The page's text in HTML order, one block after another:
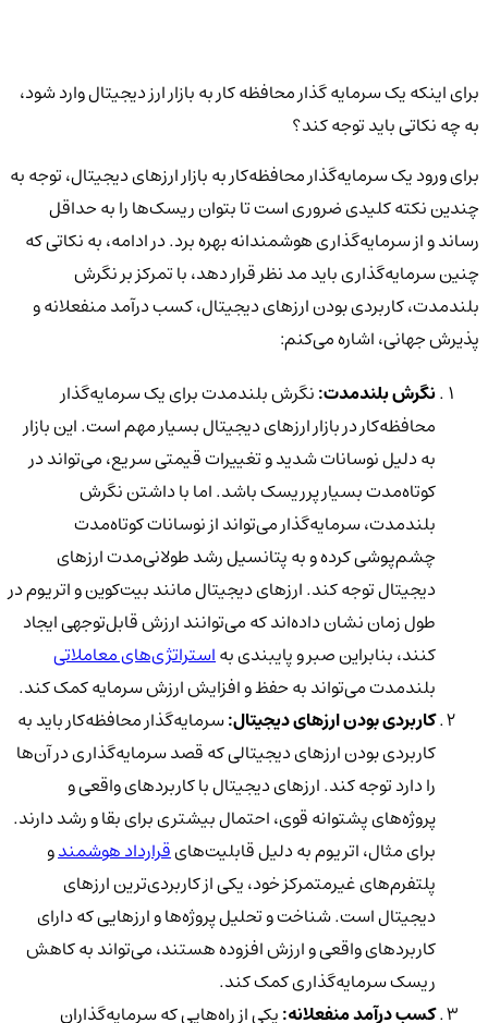
برای اینکه یک سرمایه گذار محافظه کار به بازار ارز دیجیتال وارد شود،
به چه نکاتی باید توجه کند؟
برای ورود یک سرمایه‌گذار محافظه‌کار به بازار ارزهای دیجیتال، توجه به
چندین نکته کلیدی ضروری است تا بتوان ریسک‌ها را به حداقل
رساند و از سرمایه‌گذاری هوشمندانه بهره برد. در ادامه، به نکاتی که
چنین سرمایه‌گذاری باید مد نظر قرار دهد، با تمرکز بر نگرش
بلندمدت، کاربردی بودن ارزهای دیجیتال، کسب درآمد منفعلانه و
پذیرش جهانی، اشاره می‌کنم:
نگرش بلندمدت:نگرش بلندمدت برای یک سرمایه‌گذار
محافظه‌کار در بازار ارزهای دیجیتال بسیار مهم است. این بازار
به دلیل نوسانات شدید و تغییرات قیمتی سریع، می‌تواند در
کوتاه‌مدت بسیار پرریسک باشد. اما با داشتن نگرش
بلندمدت، سرمایه‌گذار می‌تواند از نوسانات کوتاه‌مدت
چشم‌پوشی کرده و به پتانسیل رشد طولانی‌مدت ارزهای
دیجیتال توجه کند. ارزهای دیجیتال مانند بیت‌کوین و اتریوم در
طول زمان نشان داده‌اند که می‌توانند ارزش قابل‌توجهی ایجاد
کنند، بنابراین صبر و پایبندی بهاستراتژی‌های معاملاتی
بلندمدت می‌تواند به حفظ و افزایش ارزش سرمایه کمک کند.
کاربردی بودن ارزهای دیجیتال:سرمایه‌گذار محافظه‌کار باید به
کاربردی بودن ارزهای دیجیتالی که قصد سرمایه‌گذاری در آن‌ها
را دارد توجه کند. ارزهای دیجیتال با کاربردهای واقعی و
پروژه‌های پشتوانه قوی، احتمال بیشتری برای بقا و رشد دارند.
برای مثال، اتریوم به دلیل قابلیت‌هایقرارداد هوشمندو
پلتفرم‌های غیرمتمرکز خود، یکی از کاربردی‌ترین ارزهای
دیجیتال است. شناخت و تحلیل پروژه‌ها و ارزهایی که دارای
کاربردهای واقعی و ارزش افزوده هستند، می‌تواند به کاهش
ریسک سرمایه‌گذاری کمک کند.
کسب درآمد منفعلانه:یکی از راه‌هایی که سرمایه‌گذاران